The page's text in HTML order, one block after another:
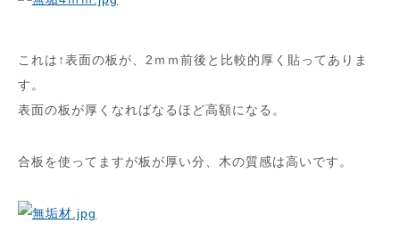
これは↑表面の板が、2ｍｍ前後と比較的厚く貼ってありま
す。
表面の板が厚くなればなるほど高額になる。
合板を使ってますが板が厚い分、木の質感は高いです。